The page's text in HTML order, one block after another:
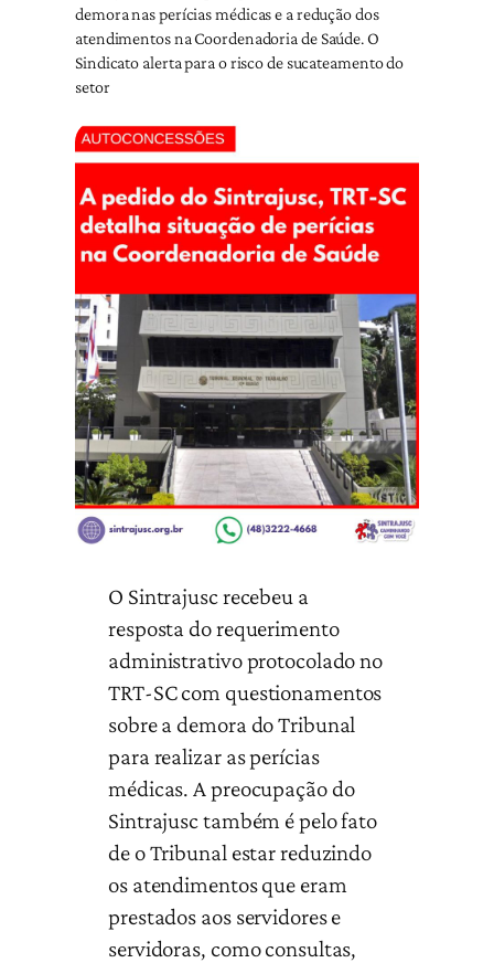
demora nas perícias médicas e a redução dos
atendimentos na Coordenadoria de Saúde. O
Sindicato alerta para o risco de sucateamento do
setor
O Sintrajusc recebeu a
resposta do requerimento
administrativo protocolado no
TRT-SC com questionamentos
sobre a demora do Tribunal
para realizar as perícias
médicas. A preocupação do
Sintrajusc também é pelo fato
de o Tribunal estar reduzindo
os atendimentos que eram
prestados aos servidores e
servidoras, como consultas,